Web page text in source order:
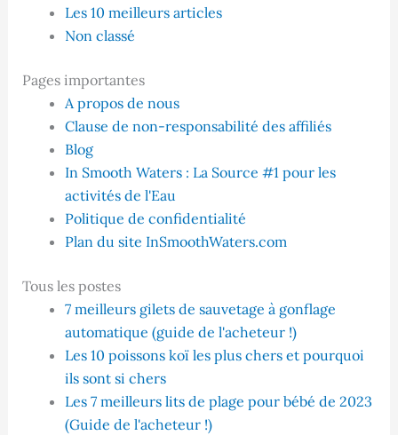
Les 10 meilleurs articles
Non classé
Pages importantes
A propos de nous
Clause de non-responsabilité des affiliés
Blog
In Smooth Waters : La Source #1 pour les
activités de l'Eau
Politique de confidentialité
Plan du site InSmoothWaters.com
Tous les postes
7 meilleurs gilets de sauvetage à gonflage
automatique (guide de l'acheteur !)
Les 10 poissons koï les plus chers et pourquoi
ils sont si chers
Les 7 meilleurs lits de plage pour bébé de 2023
(Guide de l'acheteur !)